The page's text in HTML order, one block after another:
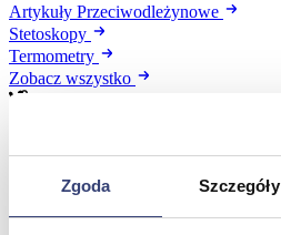
Zgoda Szczegóły
Artykuły Przeciwodleżynowe
Stetoskopy
Termometry
Zobacz wszystko
Wróć
Kozetki